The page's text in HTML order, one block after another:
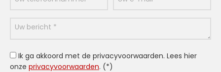
Ik ga akkoord met de privacyvoorwaarden. Lees hier
onze privacyvoorwaarden. (*)